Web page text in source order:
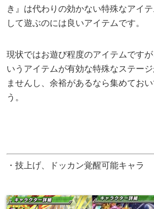
き』は代わりの効かない特殊なアイ
して遊ぶのには良いアイテムです。
現状ではお遊び程度のアイテムです
いうアイテムが有効な特殊なステー
ませんし、余裕があるなら集めてお
う。
・技上げ、ドッカン覚醒可能キャラ